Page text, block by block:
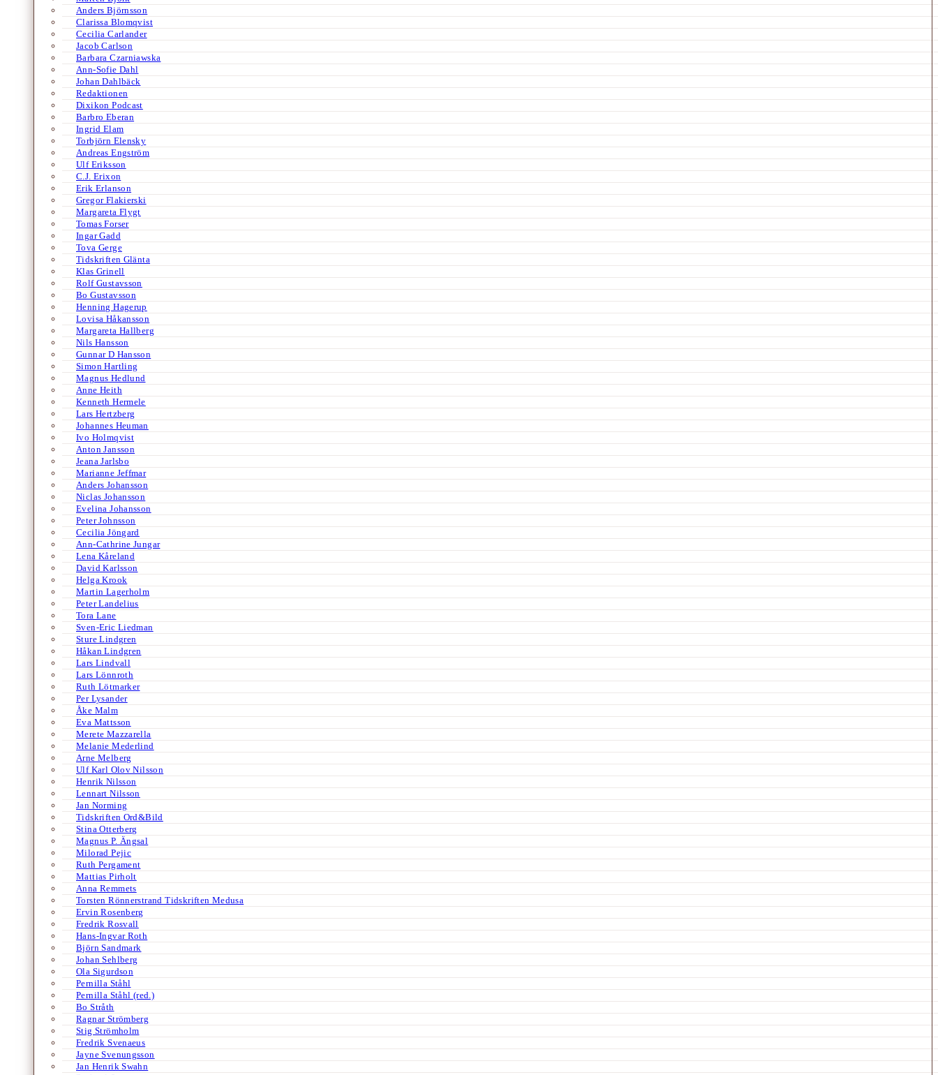
Anders Björnsson
Clarissa Blomqvist
Cecilia Carlander
Jacob Carlson
Barbara Czarniawska
Ann-Sofie Dahl
Johan Dahlbäck
Redaktionen
Dixikon Podcast
Barbro Eberan
Ingrid Elam
Torbjörn Elensky
Andreas Engström
Ulf Eriksson
C.J. Erixon
Erik Erlanson
Gregor Flakierski
Margareta Flygt
Tomas Forser
Ingar Gadd
Tova Gerge
Tidskriften Glänta
Klas Grinell
Rolf Gustavsson
Bo Gustavsson
Henning Hagerup
Lovisa Håkansson
Margareta Hallberg
Nils Hansson
Gunnar D Hansson
Simon Hartling
Magnus Hedlund
Anne Heith
Kenneth Hermele
Lars Hertzberg
Johannes Heuman
Ivo Holmqvist
Anton Jansson
Jeana Jarlsbo
Marianne Jeffmar
Anders Johansson
Niclas Johansson
Evelina Johansson
Peter Johnsson
Cecilia Jöngard
Ann-Cathrine Jungar
Lena Kåreland
David Karlsson
Helga Krook
Martin Lagerholm
Peter Landelius
Tora Lane
Sven-Eric Liedman
Sture Lindgren
Håkan Lindgren
Lars Lindvall
Lars Lönnroth
Ruth Lötmarker
Per Lysander
Åke Malm
Eva Mattsson
Merete Mazzarella
Melanie Mederlind
Arne Melberg
Ulf Karl Olov Nilsson
Henrik Nilsson
Lennart Nilsson
Jan Norming
Tidskriften Ord&Bild
Stina Otterberg
Magnus P. Ängsal
Milorad Pejic
Ruth Pergament
Mattias Pirholt
Anna Remmets
Torsten Rönnerstrand Tidskriften Medusa
Ervin Rosenberg
Fredrik Rosvall
Hans-Ingvar Roth
Björn Sandmark
Johan Sehlberg
Ola Sigurdson
Pernilla Ståhl
Pernilla Ståhl (red.)
Bo Stråth
Ragnar Strömberg
Stig Strömholm
Fredrik Svenaeus
Jayne Svenungsson
Jan Henrik Swahn